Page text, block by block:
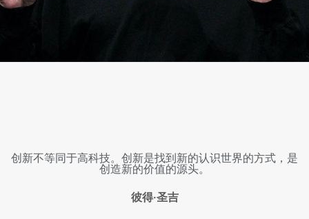
创新不等同于高科技。创新是找到新的认识世界的方式，是
创造新的价值的源头。
彼得·圣吉